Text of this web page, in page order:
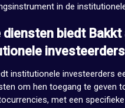
in de
diensten biedt Bakkt
institutionele investeerders
om hen toegang te geven
met een